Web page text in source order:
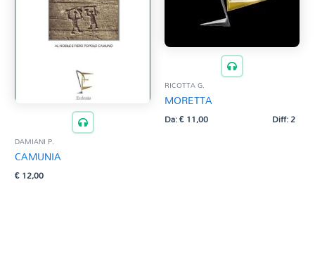
DAMIANI P.
CAMUNIA
€12,00
RICOTTA G.
MORETTA
Da:€11,00 Diff: 2